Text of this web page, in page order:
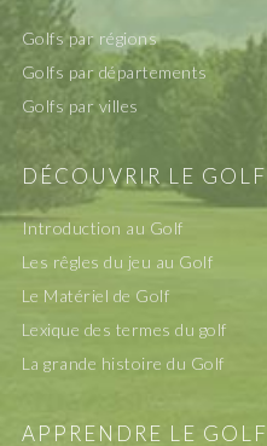
Golfs par régions
Golfs par départements
Golfs par villes
DÉCOUVRIR LE GOLF
Introduction au Golf
Les rêgles du jeu au Golf
Le Matériel de Golf
Lexique des termes du golf
La grande histoire du Golf
APPRENDRE LE GOLF